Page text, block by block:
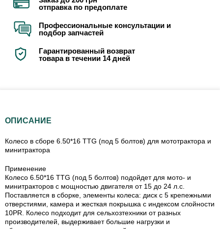
отправка по предоплате
Профессиональные консультации и
подбор запчастей
Гарантированный возврат
товара в течении 14 дней
ОПИСАНИЕ
Колесо в сборе 6.50*16 TTG (под 5 болтов) для мототрактора и
минитрактора
Применение
Колесо 6.50*16 TTG (под 5 болтов) подойдет для мото- и
минитракторов с мощностью двигателя от 15 до 24 л.с.
Поставляется в сборке, элементы колеса: диск с 5 крепежными
отверстиями, камера и жесткая покрышка с индексом слойности
10PR. Колесо подходит для сельхозтехники от разных
производителей, выдерживает большие нагрузки и